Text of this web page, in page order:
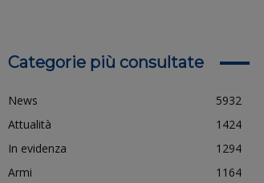
Categorie più consultate
News
5932
Attualità
1424
In evidenza
1294
Armi
1164